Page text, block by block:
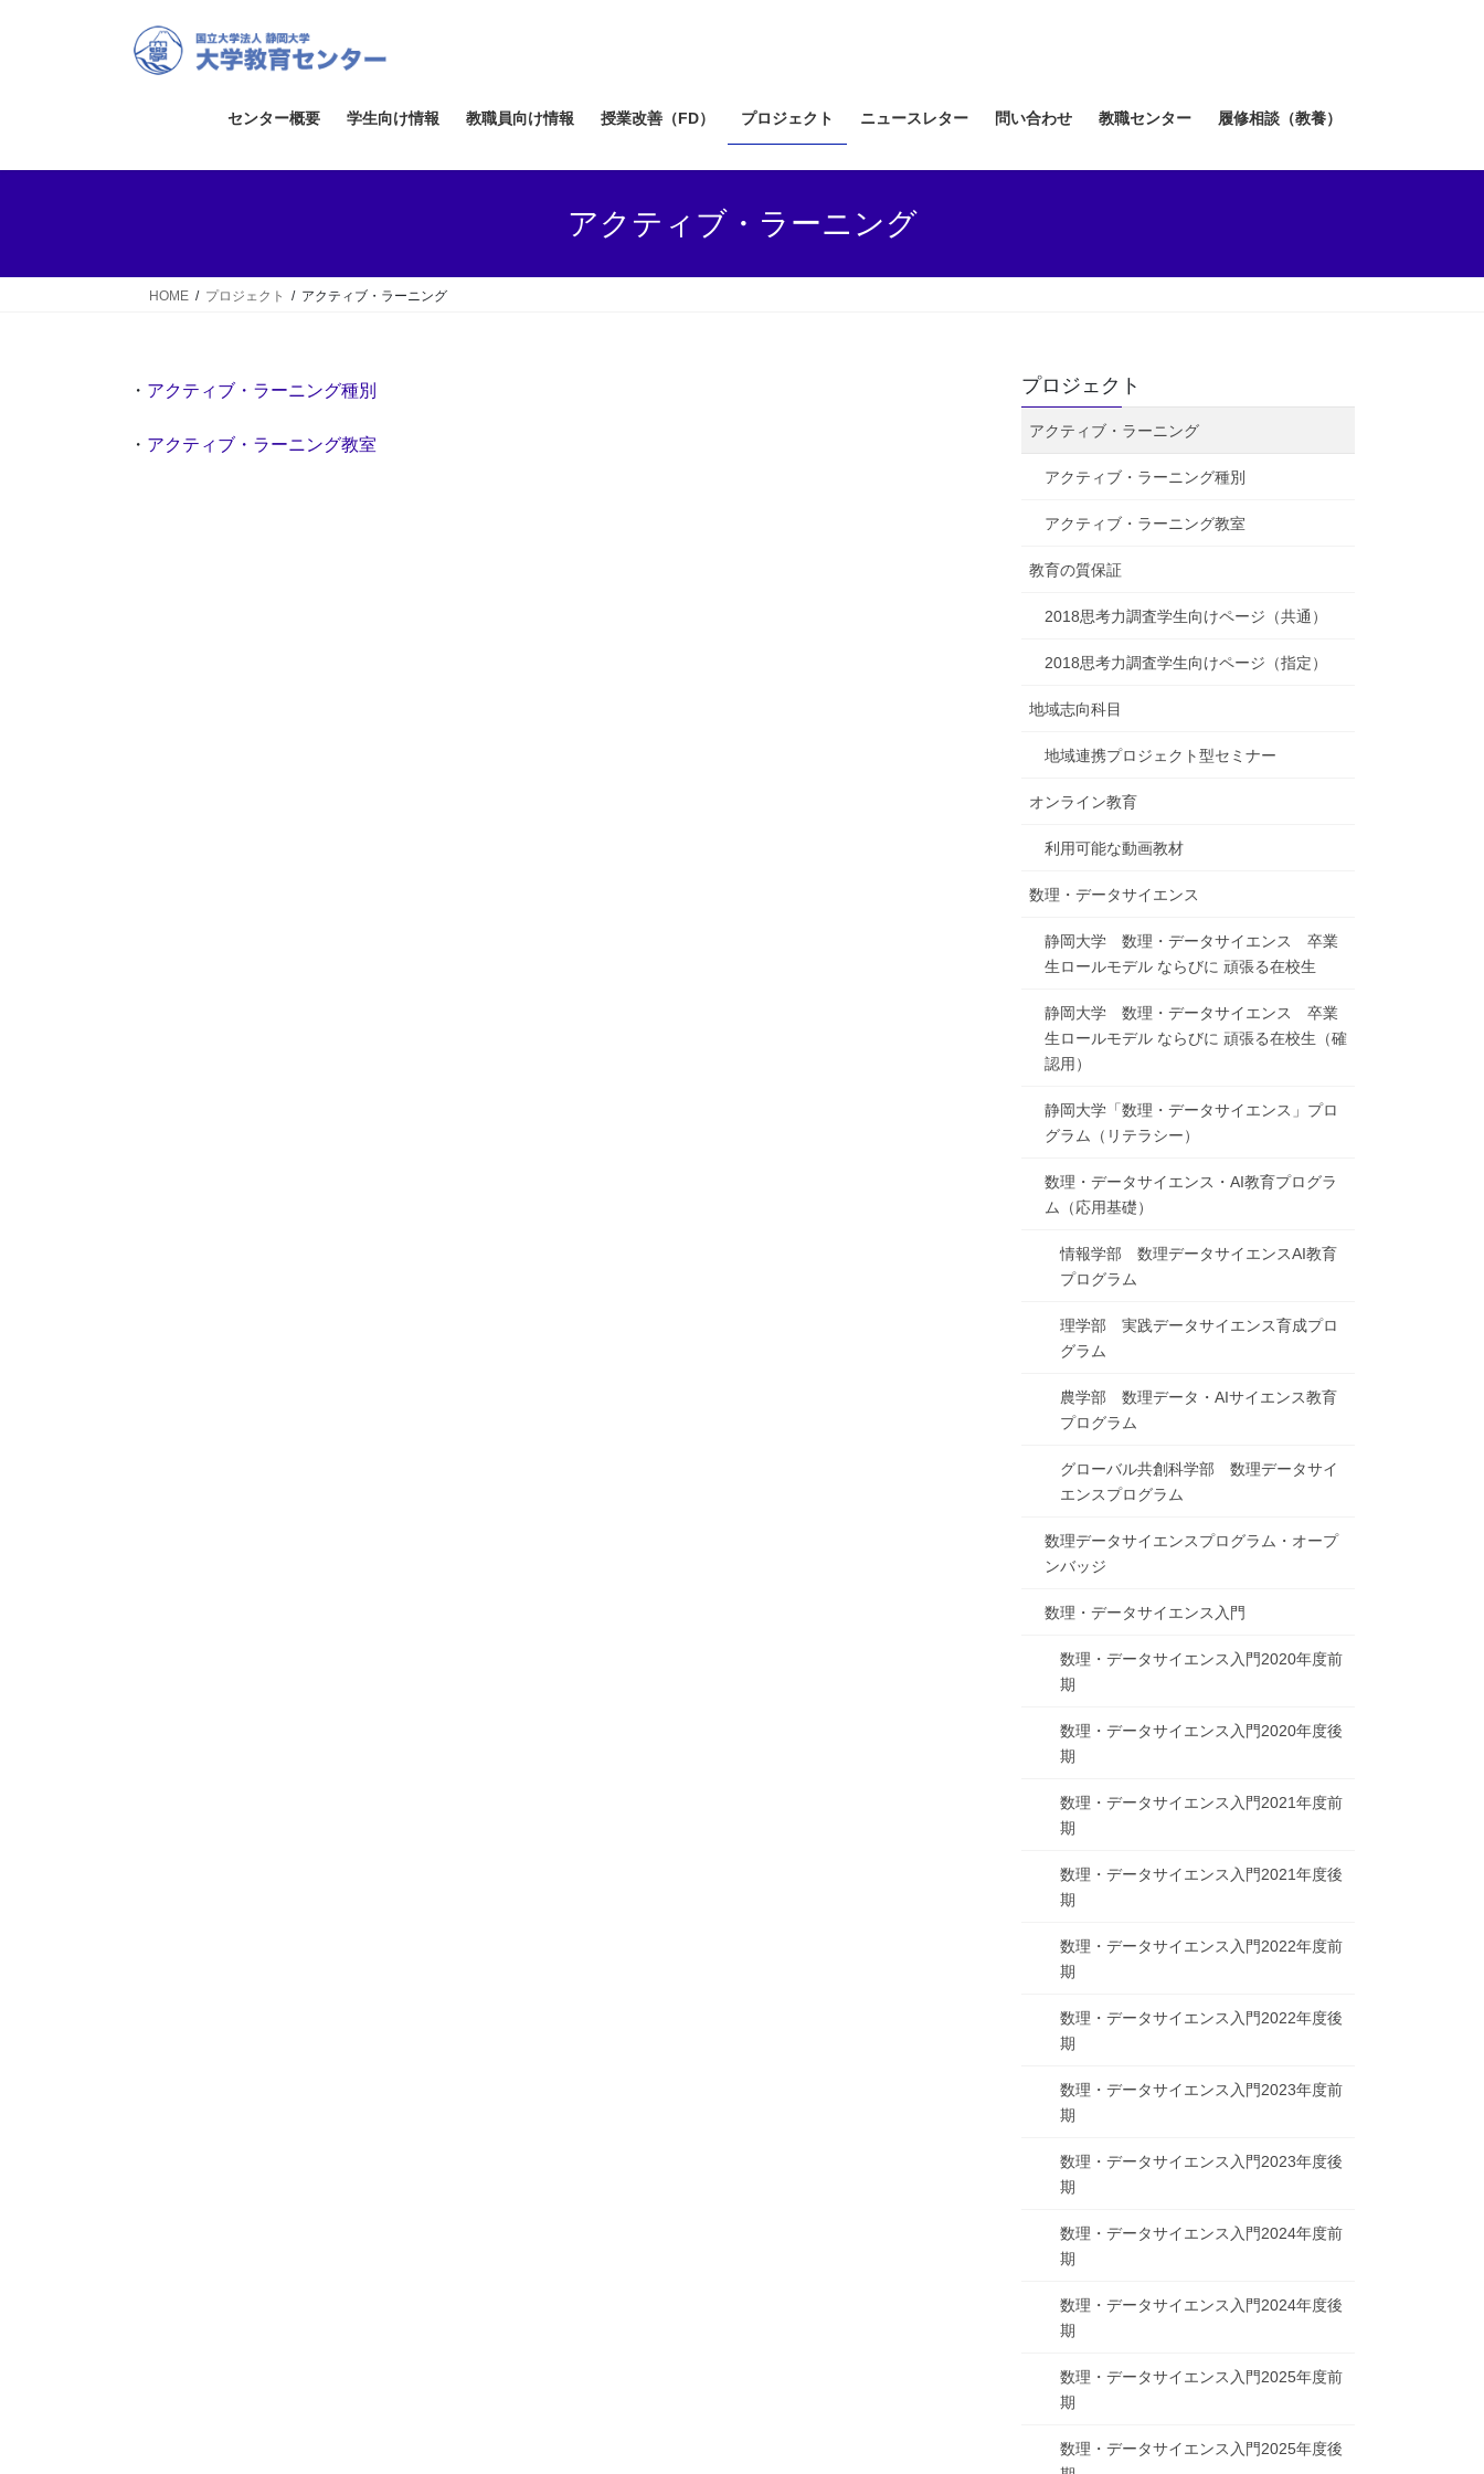
ス
ン
センター概要 学生向け情報 教職員向け情報 授業改善（FD） プロジェクト ニュースレター 問い合わせ 教職センター 履修相談（教養）
アクティブ・ラーニング
HOME プロジェクト アクティブ・ラーニング
・ アクティブ・ラーニング種別
・ アクティブ・ラーニング教室
プロジェクト
アクティブ・ラーニング
アクティブ・ラーニング種別
アクティブ・ラーニング教室
教育の質保証
2018思考力調査学生向けページ（共通）
2018思考力調査学生向けページ（指定）
地域志向科目
地域連携プロジェクト型セミナー
オンライン教育
利用可能な動画教材
数理・データサイエンス
静岡大学 数理・データサイエンス 卒業
生ロールモデル ならびに 頑張る在校生
静岡大学 数理・データサイエンス 卒業
生ロールモデル ならびに 頑張る在校生（確
認用）
静岡大学「数理・データサイエンス」プロ
グラム（リテラシー）
数理・データサイエンス・AI教育プログラ
ム（応用基礎）
情報学部 数理データサイエンスAI教育
プログラム
理学部 実践データサイエンス育成プロ
グラム
農学部 数理データ・AIサイエンス教育
プログラム
グローバル共創科学部 数理データサイ
エンスプログラム
数理データサイエンスプログラム・オープ
ンバッジ
数理・データサイエンス入門
数理・データサイエンス入門2020年度前
期
数理・データサイエンス入門2020年度後
期
数理・データサイエンス入門2021年度前
期
数理・データサイエンス入門2021年度後
期
数理・データサイエンス入門2022年度前
期
数理・データサイエンス入門2022年度後
期
数理・データサイエンス入門2023年度前
期
数理・データサイエンス入門2023年度後
期
数理・データサイエンス入門2024年度前
期
数理・データサイエンス入門2024年度後
期
数理・データサイエンス入門2025年度前
期
数理・データサイエンス入門2025年度後